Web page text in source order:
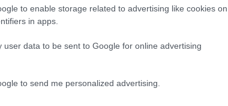
to enable storage related to advertising like cookies on
in apps.
user data to be sent to Google for online advertising
to send me personalized advertising.